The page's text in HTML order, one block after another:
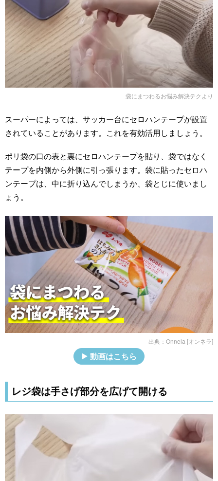
袋にまつわるお悩み解決テク より
スーパーによっては、サッカー台にセロハンテープが設置
されていることがあります。これを有効活用しましょう。
ポリ袋の口の表と裏にセロハンテープを貼り、袋ではなく
テープを内側から外側に引っ張ります。袋に貼ったセロハ
ンテープは、中に折り込んでしまうか、袋とじに使いまし
ょう。
出典： Onnela [オンネラ]
動画はこちら
レジ袋は手さげ部分を広げて開ける